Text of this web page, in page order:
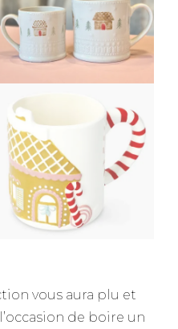
vous aura plu et
de boire un